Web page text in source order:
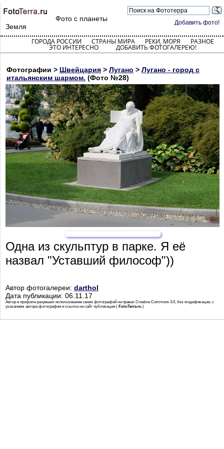
Добавить фото!
Фото с планеты
Земля
ГОРОДА РОССИИ СТРАНЫ МИРА РЕКИ, МОРЯ РАЗНОЕ
ЭТО ИНТЕРЕСНО ДОБАВИТЬ ФОТОГАЛЕРЕЮ!
Фотографии > Швейцария > Лугано > Лугано - город с
итальянским шармом. (Фото №28)
Одна из скульптур в парке. Я её
назвал "Уставший философ"))
Автор фотогалереи: darthol
Дата публикации: 06.11.17
Автор в профиле разрешил использование своих фотографий на правах Creative Commons 3.0, без модификации, с
указанием автора фотографии и ссылки на сайт публикации ( FotoTerra.ru )